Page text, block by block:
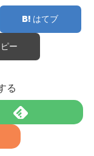
はてブ
ー
る